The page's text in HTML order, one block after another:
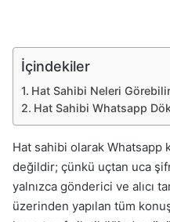
İçindekiler
Hat Sahibi Neleri
Hat Sahibi Whatsapp
Hat sahibi olarak Whatsapp
değildir; çünkü uçtan uca
yalnızca gönderici ve alıcı
üzerinden yapılan tüm